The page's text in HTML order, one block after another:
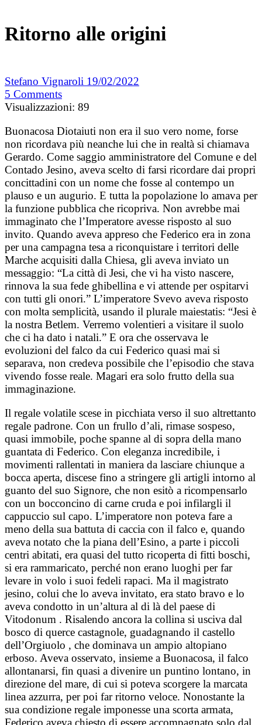
Ritorno alle origini
Stefano Vignaroli 19/02/2022
5 Comments
Visualizzazioni: 89
Buonacosa Diotaiuti non era il suo vero nome, forse
non ricordava più neanche lui che in realtà si chiamava
Gerardo. Come saggio amministratore del Comune e del
Contado Jesino, aveva scelto di farsi ricordare dai propri
concittadini con un nome che fosse al contempo un
plauso e un augurio. E tutta la popolazione lo amava per
la funzione pubblica che ricopriva. Non avrebbe mai
immaginato che l’Imperatore avesse risposto al suo
invito. Quando aveva appreso che Federico era in zona
per una campagna tesa a riconquistare i territori delle
Marche acquisiti dalla Chiesa, gli aveva inviato un
messaggio: “La città di Jesi, che vi ha visto nascere,
rinnova la sua fede ghibellina e vi attende per ospitarvi
con tutti gli onori.” L’imperatore Svevo aveva risposto
con molta semplicità, usando il plurale maiestatis: “Jesi è
la nostra Betlem. Verremo volentieri a visitare il suolo
che ci ha dato i natali.” E ora che osservava le
evoluzioni del falco da cui Federico quasi mai si
separava, non credeva possibile che l’episodio che stava
vivendo fosse reale. Magari era solo frutto della sua
immaginazione.
Il regale volatile scese in picchiata verso il suo altrettanto
regale padrone. Con un frullo d’ali, rimase sospeso,
quasi immobile, poche spanne al di sopra della mano
guantata di Federico. Con eleganza incredibile, i
movimenti rallentati in maniera da lasciare chiunque a
bocca aperta, discese fino a stringere gli artigli intorno al
guanto del suo Signore, che non esitò a ricompensarlo
con un bocconcino di carne cruda e poi infilargli il
cappuccio sul capo. L’imperatore non poteva fare a
meno della sua battuta di caccia con il falco e, quando
aveva notato che la piana dell’Esino, a parte i piccoli
centri abitati, era quasi del tutto ricoperta di fitti boschi,
si era rammaricato, perché non erano luoghi per far
levare in volo i suoi fedeli rapaci. Ma il magistrato
jesino, colui che lo aveva invitato, era stato bravo e lo
aveva condotto in un’altura al di là del paese di
Vitodonum . Risalendo ancora la collina si usciva dal
bosco di querce castagnole, guadagnando il castello
dell’Orgiuolo , che dominava un ampio altopiano
erboso. Aveva osservato, insieme a Buonacosa, il falco
allontanarsi, fin quasi a divenire un puntino lontano, in
direzione del mare, di cui si poteva scorgere la marcata
linea azzurra, per poi far ritorno veloce. Nonostante la
sua condizione regale imponesse una scorta armata,